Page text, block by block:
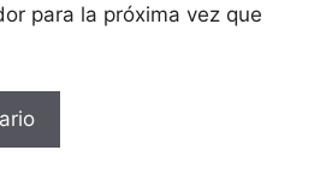
para la próxima vez que